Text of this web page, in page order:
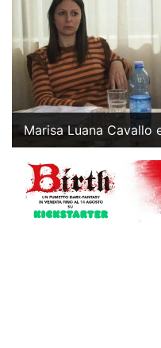
Marisa Luana Cavallo